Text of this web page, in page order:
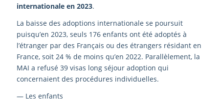
internationale en 2023.
La baisse des adoptions internationale se poursuit
puisqu’en 2023, seuls 176 enfants ont été adoptés à
l’étranger par des Français ou des étrangers résidant en
France, soit 24 % de moins qu’en 2022. Parallèlement, la
MAI a refusé 39 visas long séjour adoption qui
concernaient des procédures individuelles.
— Les enfants